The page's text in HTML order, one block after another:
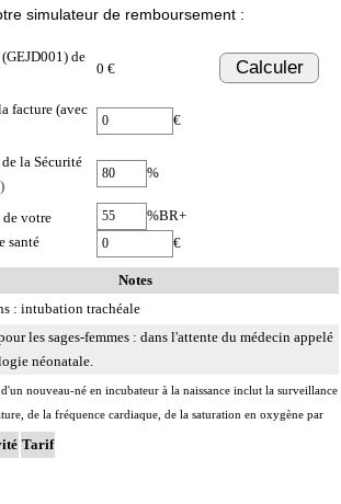
simulateur de remboursement :
de
0 € Calculer
facture (avec
€
la Sécurité
%
de votre
santé
%BR+
€
Notes
: intubation trachéale
les sages-femmes : dans l'attente du médecin appelé
néonatale.
nouveau-né en incubateur à la naissance inclut la surveillance
de la fréquence cardiaque, de la saturation en oxygène par
[SpO2], de la glycémie capillaire et de la pression
Tarif